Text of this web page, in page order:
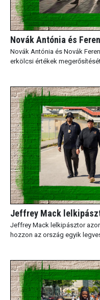
Novák Antónia és
Novák Antónia és Novák
erkölcsi értékek
Jeffrey Mack
Jeffrey Mack lelkipásztor
hozzon az ország egyik